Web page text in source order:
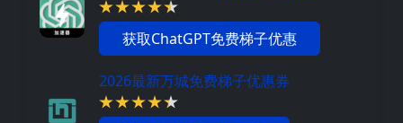
获取ChatGPT免费梯子优惠
2026最新万城免费梯子优惠券